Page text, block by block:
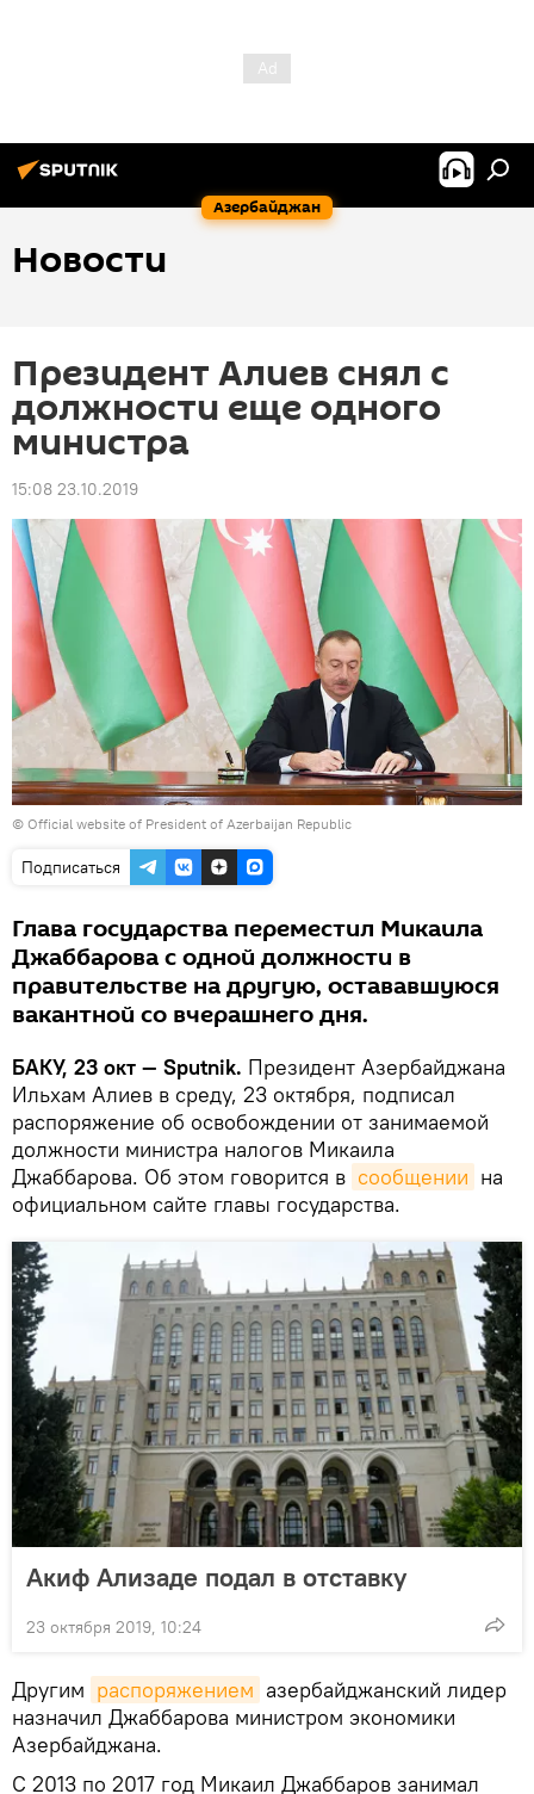
Азербайджан
Новости
Президент Алиев снял с
должности еще одного
министра
15:08 23.10.2019
© Official website of President of Azerbaijan Republic
Подписаться
Глава государства переместил Микаила
Джаббарова с одной должности в
правительстве на другую, остававшуюся
вакантной со вчерашнего дня.
БАКУ, 23 окт — Sputnik. Президент Азербайджана
Ильхам Алиев в среду, 23 октября, подписал
распоряжение об освобождении от занимаемой
должности министра налогов Микаила
Джаббарова. Об этом говорится в сообщении на
официальном сайте главы государства.
Акиф Ализаде подал в отставку
23 октября 2019, 10:24
Другим распоряжением азербайджанский лидер
назначил Джаббарова министром экономики
Азербайджана.
С 2013 по 2017 год Микаил Джаббаров занимал